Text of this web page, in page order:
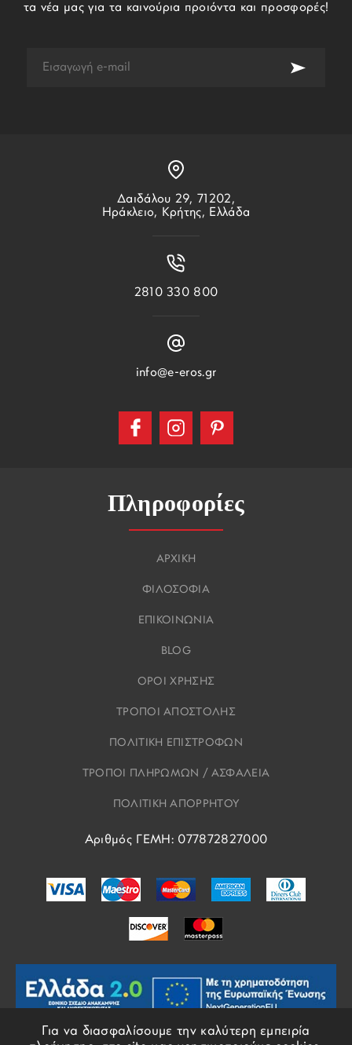
Για να διασφαλίσουμε την καλύτερη εμπειρία
Πληροφορίες
ΑΡΧΙΚΗ
ΦΙΛΟΣΟΦΙΑ
ΕΠΙΚΟΙΝΩΝΙΑ
BLOG
ΟΡΟΙ ΧΡΗΣΗΣ
ΤΡΟΠΟΙ ΑΠΟΣΤΟΛΗΣ
ΠΟΛΙΤΙΚΗ ΕΠΙΣΤΡΟΦΩΝ
ΤΡΟΠΟΙ ΠΛΗΡΩΜΩΝ / ΑΣΦΑΛΕΙΑ
ΠΟΛΙΤΙΚΗ ΑΠΟΡΡΗΤΟΥ
Αριθμός ΓΕΜΗ: 077872827000
Δαιδάλου 29, 71202,
Ηράκλειο, Κρήτης, Ελλάδα
2810 330 800
info@e-eros.gr
τα νέα μας για τα καινούρια προιόντα και προσφορές!